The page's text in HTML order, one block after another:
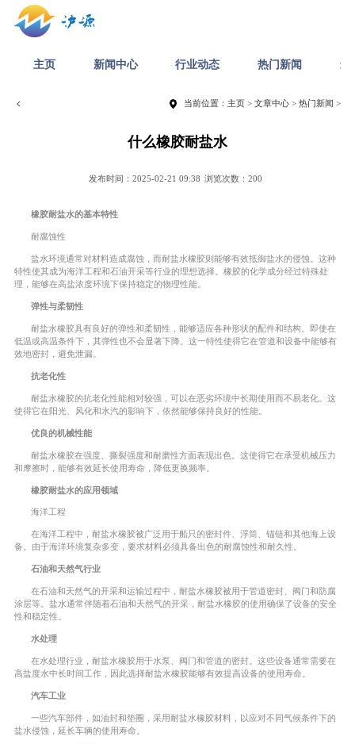
主页 新闻中心 行业动态 热门新闻 最
当前位置：主页 >文章中心 >热门新闻 >
什么橡胶耐盐水
发布时间：2025-02-21 09:38 浏览次数：200
橡胶耐盐水的基本特性
耐腐蚀性
盐水环境通常对材料造成腐蚀，而耐盐水橡胶则能够有效抵御盐水的侵蚀。这种
特性使其成为海洋工程和石油开采等行业的理想选择。橡胶的化学成分经过特殊处
理，能够在高盐浓度环境下保持稳定的物理性能。
弹性与柔韧性
耐盐水橡胶具有良好的弹性和柔韧性，能够适应各种形状的配件和结构。即使在
低温或高温条件下，其弹性也不会显著下降。这一特性使得它在管道和设备中能够有
效地密封，避免泄漏。
抗老化性
耐盐水橡胶的抗老化性能相对较强，可以在恶劣环境中长期使用而不易老化。这
使得它在阳光、风化和水汽的影响下，依然能够保持良好的性能。
优良的机械性能
耐盐水橡胶在强度、撕裂强度和耐磨性方面表现出色。这使得它在承受机械压力
和摩擦时，能够有效延长使用寿命，降低更换频率。
橡胶耐盐水的应用领域
海洋工程
在海洋工程中，耐盐水橡胶被广泛用于船只的密封件、浮筒、锚链和其他海上设
备。由于海洋环境复杂多变，要求材料必须具备出色的耐腐蚀性和耐久性。
石油和天然气行业
在石油和天然气的开采和运输过程中，耐盐水橡胶被用于管道密封、阀门和防腐
涂层等。盐水通常伴随着石油和天然气的开采，耐盐水橡胶的使用确保了设备的安全
性和稳定性。
水处理
在水处理行业，耐盐水橡胶用于水泵、阀门和管道的密封。这些设备通常需要在
高盐度水中长时间工作，因此选择耐盐水橡胶能够有效提高设备的使用寿命。
汽车工业
一些汽车部件，如油封和垫圈，采用耐盐水橡胶材料，以应对不同气候条件下的
盐水侵蚀，延长车辆的使用寿命。